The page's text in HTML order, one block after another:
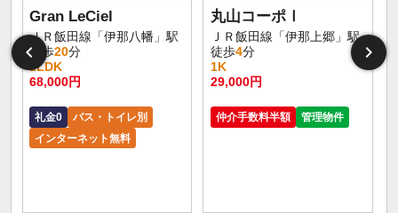
Gran LeCiel
ＪＲ飯田線「伊那八幡」駅
徒歩20分
2LDK
68,000円
礼金0
バス・トイレ別
インターネット無料
丸山コーポⅠ
ＪＲ飯田線「伊那上郷」駅
徒歩4分
1K
29,000円
仲介手数料半額 管理物件